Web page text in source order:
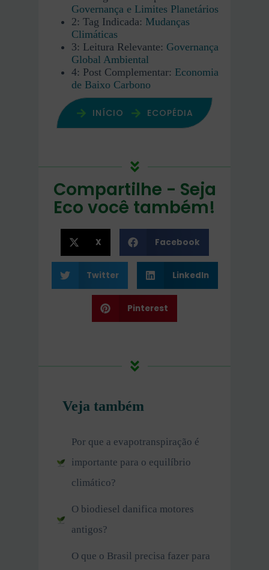
Governança e Limites Planetários
2: Tag Indicada: Mudanças
Climáticas
3: Leitura Relevante: Governança
Global Ambiental
4: Post Complementar: Economia
de Baixo Carbono
INÍCIO ECOPÉDIA
Compartilhe - Seja
Eco você também!
X Facebook
Twitter LinkedIn
Pinterest
Veja também
Por que a evapotranspiração é
importante para o equilíbrio
climático?
O biodiesel danifica motores
antigos?
O que o Brasil precisa fazer para